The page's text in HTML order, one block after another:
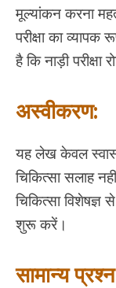
मूल्यांकन करना
परीक्षा का
है कि नाड़ी परीक्षा
अस्वीकरण:
यह लेख केवल
चिकित्सा सलाह
चिकित्सा
शुरू करें।
सामान्य प्रश्न